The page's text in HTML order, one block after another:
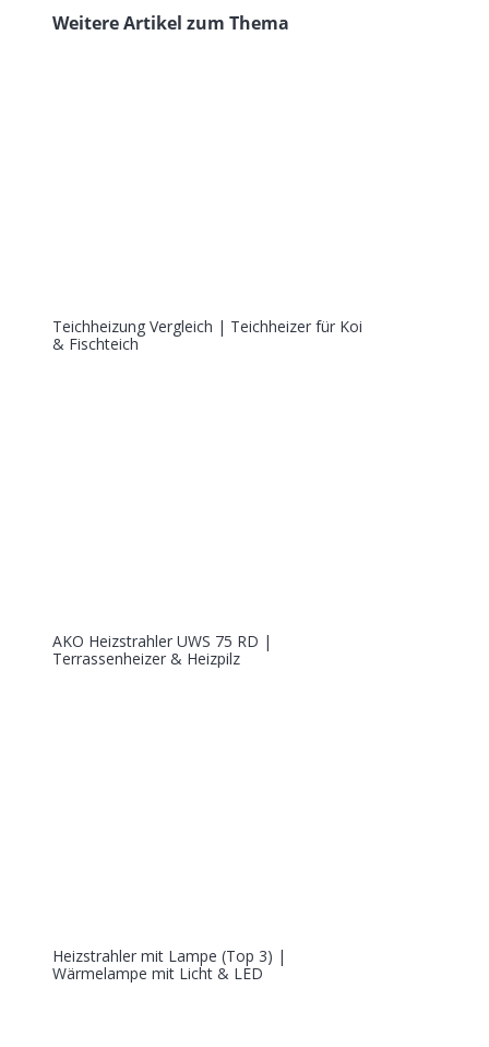
Weitere Artikel zum Thema
Teichheizung Vergleich | Teichheizer für Koi
& Fischteich
AKO Heizstrahler UWS 75 RD |
Terrassenheizer & Heizpilz
Heizstrahler mit Lampe (Top 3) |
Wärmelampe mit Licht & LED